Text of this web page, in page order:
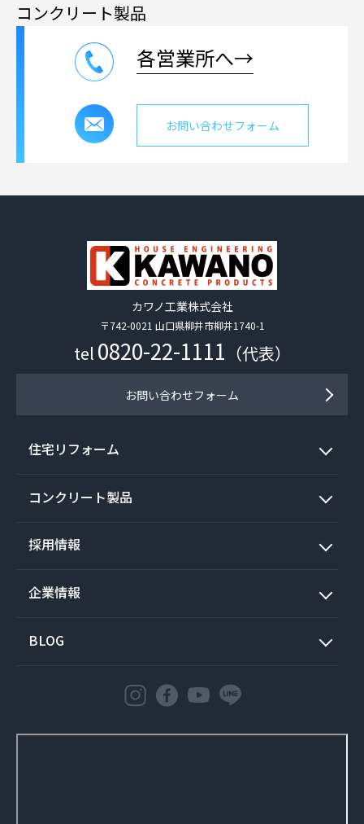
コンクリート製品
各営業所へ→
お問い合わせフォーム
カワノ工業株式会社
〒742-0021 山口県柳井市柳井1740-1
tel 0820-22-1111 （代表）
お問い合わせフォーム
住宅リフォーム
コンクリート製品
採用情報
企業情報
BLOG